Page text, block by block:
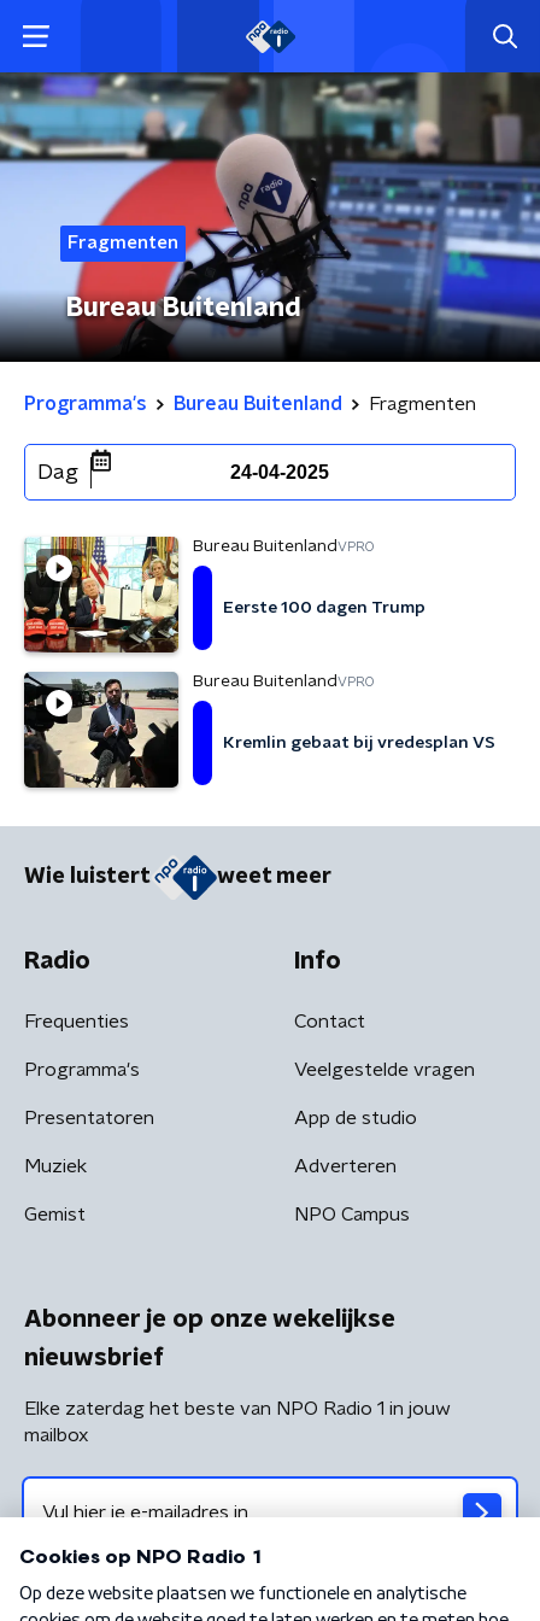
Fragmenten
Bureau Buitenland
Programma's Bureau Buitenland Fragmenten
Dag 24-04-2025
Bureau BuitenlandVPRO
Eerste 100 dagen Trump
Bureau BuitenlandVPRO
Kremlin gebaat bij vredesplan VS
Wie luistert weet meer
Radio
Frequenties
Programma's
Presentatoren
Muziek
Gemist
Info
Contact
Veelgestelde vragen
App de studio
Adverteren
NPO Campus
Abonneer je op onze wekelijkse
nieuwsbrief
Elke zaterdag het beste van NPO Radio 1 in jouw
mailbox